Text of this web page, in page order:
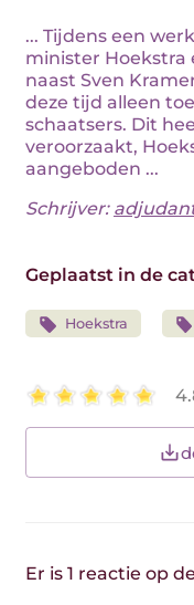
... Tijdens een
minister Hoekstra
naast Sven
deze tijd alleen
schaatsers. Dit
veroorzaakt,
aangeboden ...
Schrijver:
Geplaatst in de
Hoekstra
Er is 1 reactie op